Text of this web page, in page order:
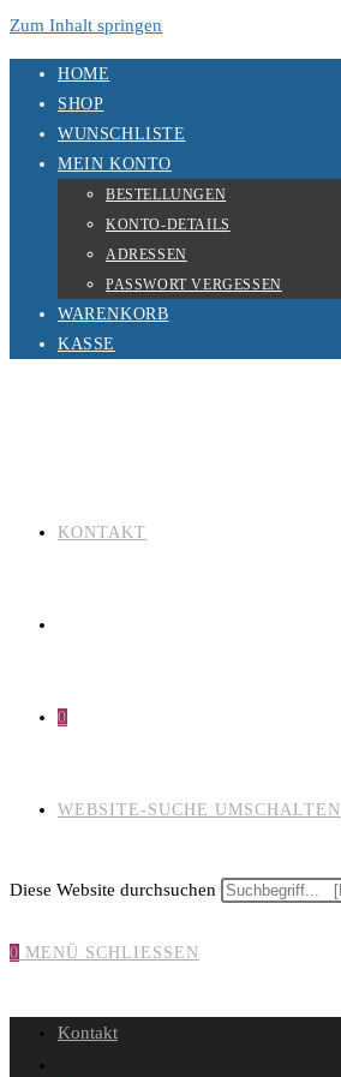
Zum Inhalt springen
HOME
SHOP
WUNSCHLISTE
MEIN KONTO
BESTELLUNGEN
KONTO-DETAILS
ADRESSEN
PASSWORT VERGESSEN
WARENKORB
KASSE
KONTAKT
0
WEBSITE-SUCHE UMSCHALTEN
Diese Website durchsuchen
0 MENÜ SCHLIESSEN
Kontakt